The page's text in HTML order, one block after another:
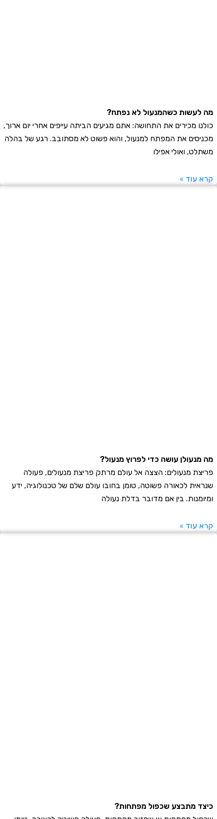
כשהמנעול לא נפתח?
מכירים את התחושה: אתם מגיעים הביתה עייפים אחרי יום ארוך,
את המפתח למנעול, והוא פשוט לא מסתובב. רגע של בהלה
ואולי אפילו
»
עושה כדי לפרוץ מנעול?
מנעולים: הצצה אל עולם מרתק פריצת מנעולים, פעולה
לכאורה פשוטה, טומן בחובו עולם שלם של טכנולוגיה, ידע
בין אם מדובר בדלת נעולה
»
מתבצע שכפול מפתחות?